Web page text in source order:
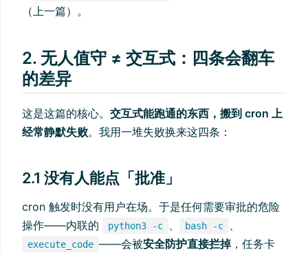
（上一篇）。
2. 无人值守 ≠ 交互式：四条会翻车
的差异
这是这篇的核心。 交互式能跑通的东西，搬到 cron 上
经常静默失败。我用一堆失败换来这四条：
2.1 没有人能点「批准」
cron 触发时没有用户在场。于是任何需要审批的危险
操作——内联的
python3 -c bash -c
execute_code ——会被安全防护直接拦掉，任务卡